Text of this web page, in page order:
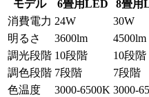
モデル 6畳用LED 8畳用
消費電力 24W 30W
明るさ
3600lm 4500lm
調光段階 10段階 10段階
調色段階 7段階 7段階
色温度
3000-6500K 3000-